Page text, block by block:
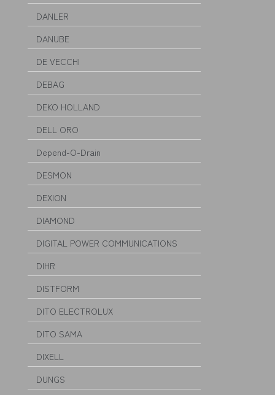
DANLER
DANUBE
DE VECCHI
DEBAG
DEKO HOLLAND
DELL ORO
Depend-O-Drain
DESMON
DEXION
DIAMOND
DIGITAL POWER COMMUNICATIONS
DIHR
DISTFORM
DITO ELECTROLUX
DITO SAMA
DIXELL
DUNGS